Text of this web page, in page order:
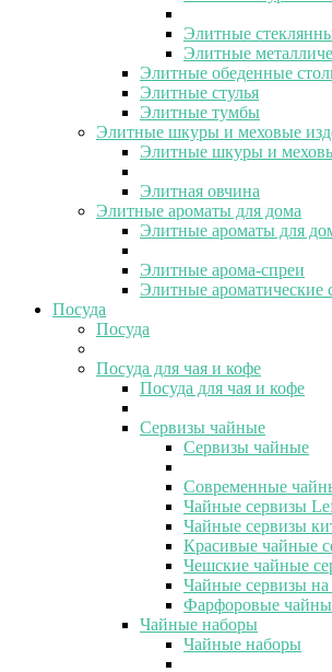
Элитные
Элитные
Элитные обеденные
Элитные стулья
Элитные тумбы
Элитные шкуры и меховые
Элитные шкуры и
Элитная овчина
Элитные ароматы для дома
Элитные ароматы для
Элитные арома-спреи
Элитные ароматические
Посуда
Посуда
Посуда для чая и кофе
Посуда для чая и кофе
Сервизы чайные
Сервизы чайные
Современные
Чайные сервизы
Чайные сервизы
Красивые чайные
Чешские чайные
Чайные сервизы на
Фарфоровые
Чайные наборы
Чайные наборы